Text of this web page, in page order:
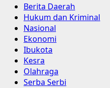
Primary
Menu
Berita Daerah
Hukum dan Kriminal
Nasional
Ekonomi
Ibukota
Kesra
Olahraga
Serba Serbi